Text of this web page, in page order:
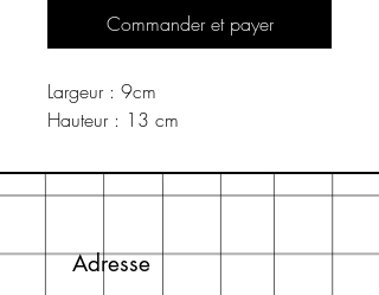
Commander et payer
Largeur : 9cm
Hauteur : 13 cm
Adresse